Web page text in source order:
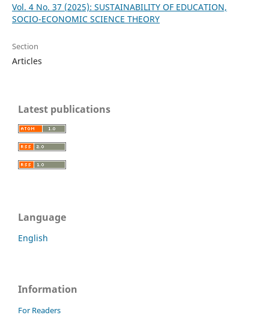
Vol. 4 No. 37 (2025): SUSTAINABILITY OF EDUCATION,
SOCIO-ECONOMIC SCIENCE THEORY
Section
Articles
Latest publications
Language
English
Information
For Readers